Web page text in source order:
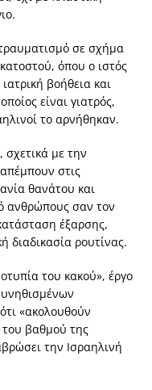
σε σχήμα
όπου ο ιστός
βοήθεια και
είναι γιατρός,
το αρνήθηκαν.
με την
στις
θανάτου και
ανθρώπους σαν τον
έξαρσης,
διαδικασία ρουτίνας.
του κακού», έργο
«ακολουθούν
του βαθμού της
την Ισραηλινή